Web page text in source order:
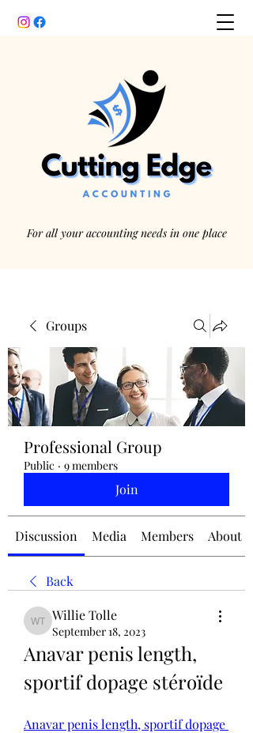
For all your accounting needs in one place
jennifermcchesney@yahoo.com
(604) 445-2082
Groups
Professional Group
Public · 9 members
Join
Discussion Media Members About
Back
Willie Tolle
Willie Tolle
September 18, 2023
Anavar penis length,
sportif dopage stéroïde
Anavar penis length, sportif dopage